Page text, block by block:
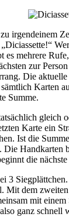
irgendeinem
es mehrere
zur
Die
Karten
Summe.
gleich
Karte ein
Ist die
Die Handkarten
die
3
Mit dem
mit
ganz schnell